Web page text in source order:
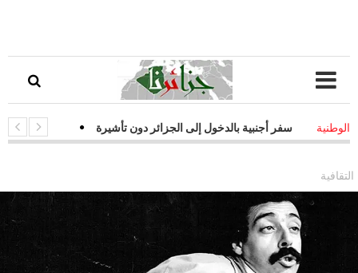
الوطنية
سفر أجنبية بالدخول إلى الجزائر دون تأشيرة - قفزة نوعية في التحول
التقافية